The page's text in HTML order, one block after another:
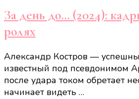
За день до… (2024):
ролях
Александр Костров —
известный под псевдонимом
после удара током обретает
начинает видеть …